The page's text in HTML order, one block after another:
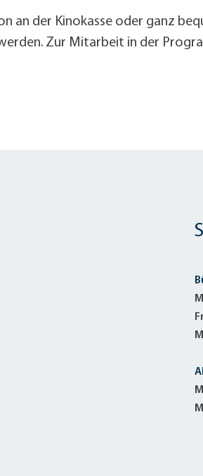
an der Kinokasse oder ganz
Zur Mitarbeit in der